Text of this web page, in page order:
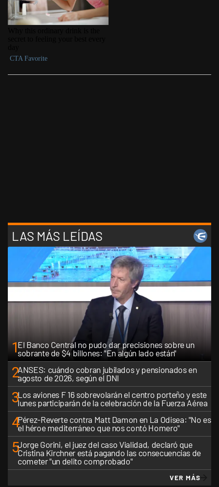
LAS MÁS LEÍDAS
1El Banco Central no pudo dar precisiones sobre un
sobrante de $4 billones: "En algún lado están"
2ANSES: cuándo cobran jubilados y pensionados en
agosto de 2026, según el DNI
3Los aviones F 16 sobrevolarán el centro porteño y este
lunes participarán de la celebración de la Fuerza Aérea
4Pérez-Reverte contra Matt Damon en La Odisea: "No es
el héroe mediterráneo que nos contó Homero"
5Jorge Gorini, el juez del caso Vialidad, declaró que
Cristina Kirchner está pagando las consecuencias de
cometer "un delito comprobado"
VER MÁS